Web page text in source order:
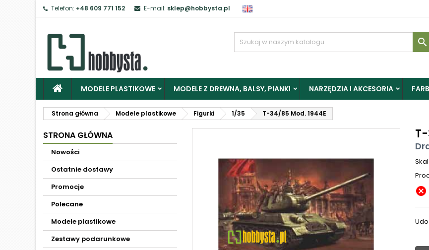
Telefon: +48 609 771 152 E-mail: sklep@hobbysta.pl

MODELE PLASTIKOWE MODELE Z DREWNA, BALSY, PIANKI NARZĘDZIA I AKCESORIA
Strona główna Modele plastikowe Figurki 1/35 T-34/85 Mod. 1944E
STRONA GŁÓWNA
Nowości
Ostatnie dostawy
Promocje
Polecane
Modele plastikowe
Zestawy podarunkowe
